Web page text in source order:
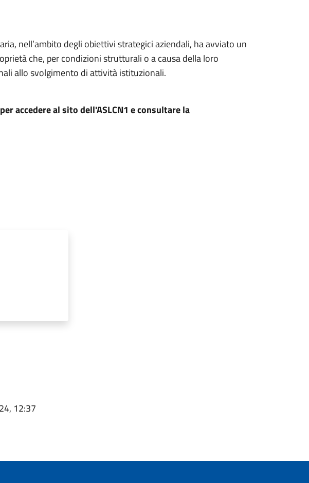
nell’ambito degli obiettivi strategici aziendali, ha avviato un
che, per condizioni strutturali o a causa della loro
allo svolgimento di attività istituzionali.
accedere al sito dell'ASLCN1 e consultare la
12:37